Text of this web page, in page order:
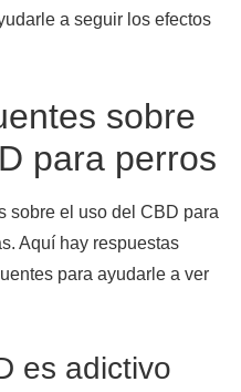
a seguir los efectos
sobre
para perros
sobre el uso del CBD para
Aquí hay respuestas
para ayudarle a ver
es adictivo